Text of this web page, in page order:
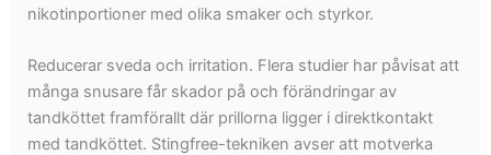
nikotinportioner med olika smaker och styrkor.
Reducerar sveda och irritation. Flera studier har påvisat att
många snusare får skador på och förändringar av
tandköttet framförallt där prillorna ligger i direktkontakt
med tandköttet. Stingfree-tekniken avser att motverka